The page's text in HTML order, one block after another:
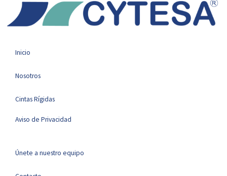
Inicio
Nosotros
Cintas Rígidas
Aviso de Privacidad
Únete a nuestro equipo